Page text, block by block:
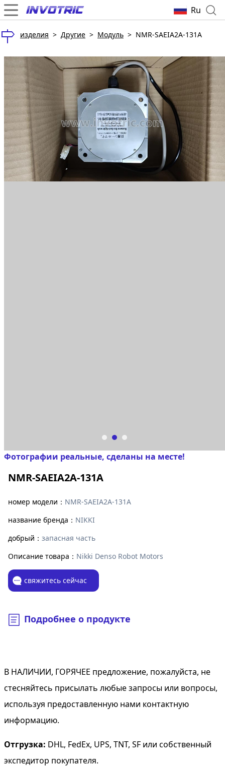
Ru
изделия > Другие > Модуль > NMR-SAEIA2A-131A
Фотографии реальные, сделаны на месте!
NMR-SAEIA2A-131A
номер модели： NMR-SAEIA2A-131A
название бренда： NIKKI
добрый： запасная часть
Описание товара： Nikki Denso Robot Motors
свяжитесь сейчас
Подробнее о продукте
В НАЛИЧИИ, ГОРЯЧЕЕ предложение, пожалуйста, не
стесняйтесь присылать любые запросы или вопросы,
используя предоставленную нами контактную
информацию.
Отгрузка: DHL, FedEx, UPS, TNT, SF или собственный
экспедитор покупателя.